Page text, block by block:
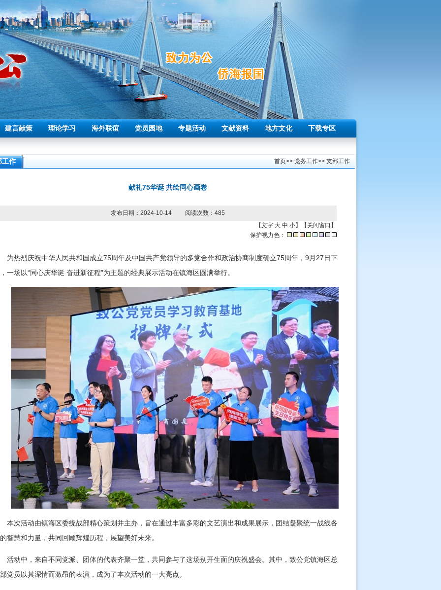
建言献策 理论学习 海外联谊 党员园地 专题活动 文献资料 地方文化 下载专区
工作 首页>> 党务工作>> 支部工作
献礼75华诞 共绘同心画卷
发布日期：2024-10-14 阅读次数： 485
【文字 大 中 小】【 关闭窗口 】
保护视力色：
为热烈庆祝中华人民共和国成立75周年及中国共产党领导的多党合作和政治协商制度确立75周年，9月27日下
一场以“同心庆华诞 奋进新征程”为主题的经典展示活动在镇海区圆满举行。
本次活动由镇海区委统战部精心策划并主办，旨在通过丰富多彩的文艺演出和成果展示，团结凝聚统一战线各
智慧和力量，共同回顾辉煌历程，展望美好未来。
活动中，来自不同党派、团体的代表齐聚一堂，共同参与了这场别开生面的庆祝盛会。其中，致公党镇海区总
党员以其深情而激昂的表演，成为了本次活动的一大亮点。